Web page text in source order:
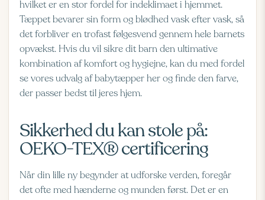
hvilket er en stor fordel for indeklimaet i hjemmet.
Tæppet bevarer sin form og blødhed vask efter vask, så
det forbliver en trofast følgesvend gennem hele barnets
opvækst. Hvis du vil sikre dit barn den ultimative
kombination af komfort og hygiejne, kan du med fordel
se vores udvalg af babytæpper her og finde den farve,
der passer bedst til jeres hjem.
Sikkerhed du kan stole på:
OEKO-TEX® certificering
Når din lille ny begynder at udforske verden, foregår
det ofte med hænderne og munden først. Det er en